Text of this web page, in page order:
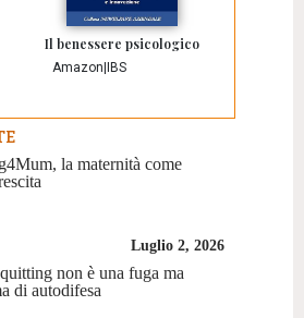
Il benessere psicologico
Amazon IBS
la maternità come
Luglio 2, 2026
non è una fuga ma
di autodifesa